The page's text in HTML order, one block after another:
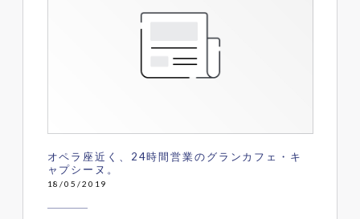
オペラ座近く、24時間営業のグランカフェ・キ
ャプシーヌ。
18/05/2019